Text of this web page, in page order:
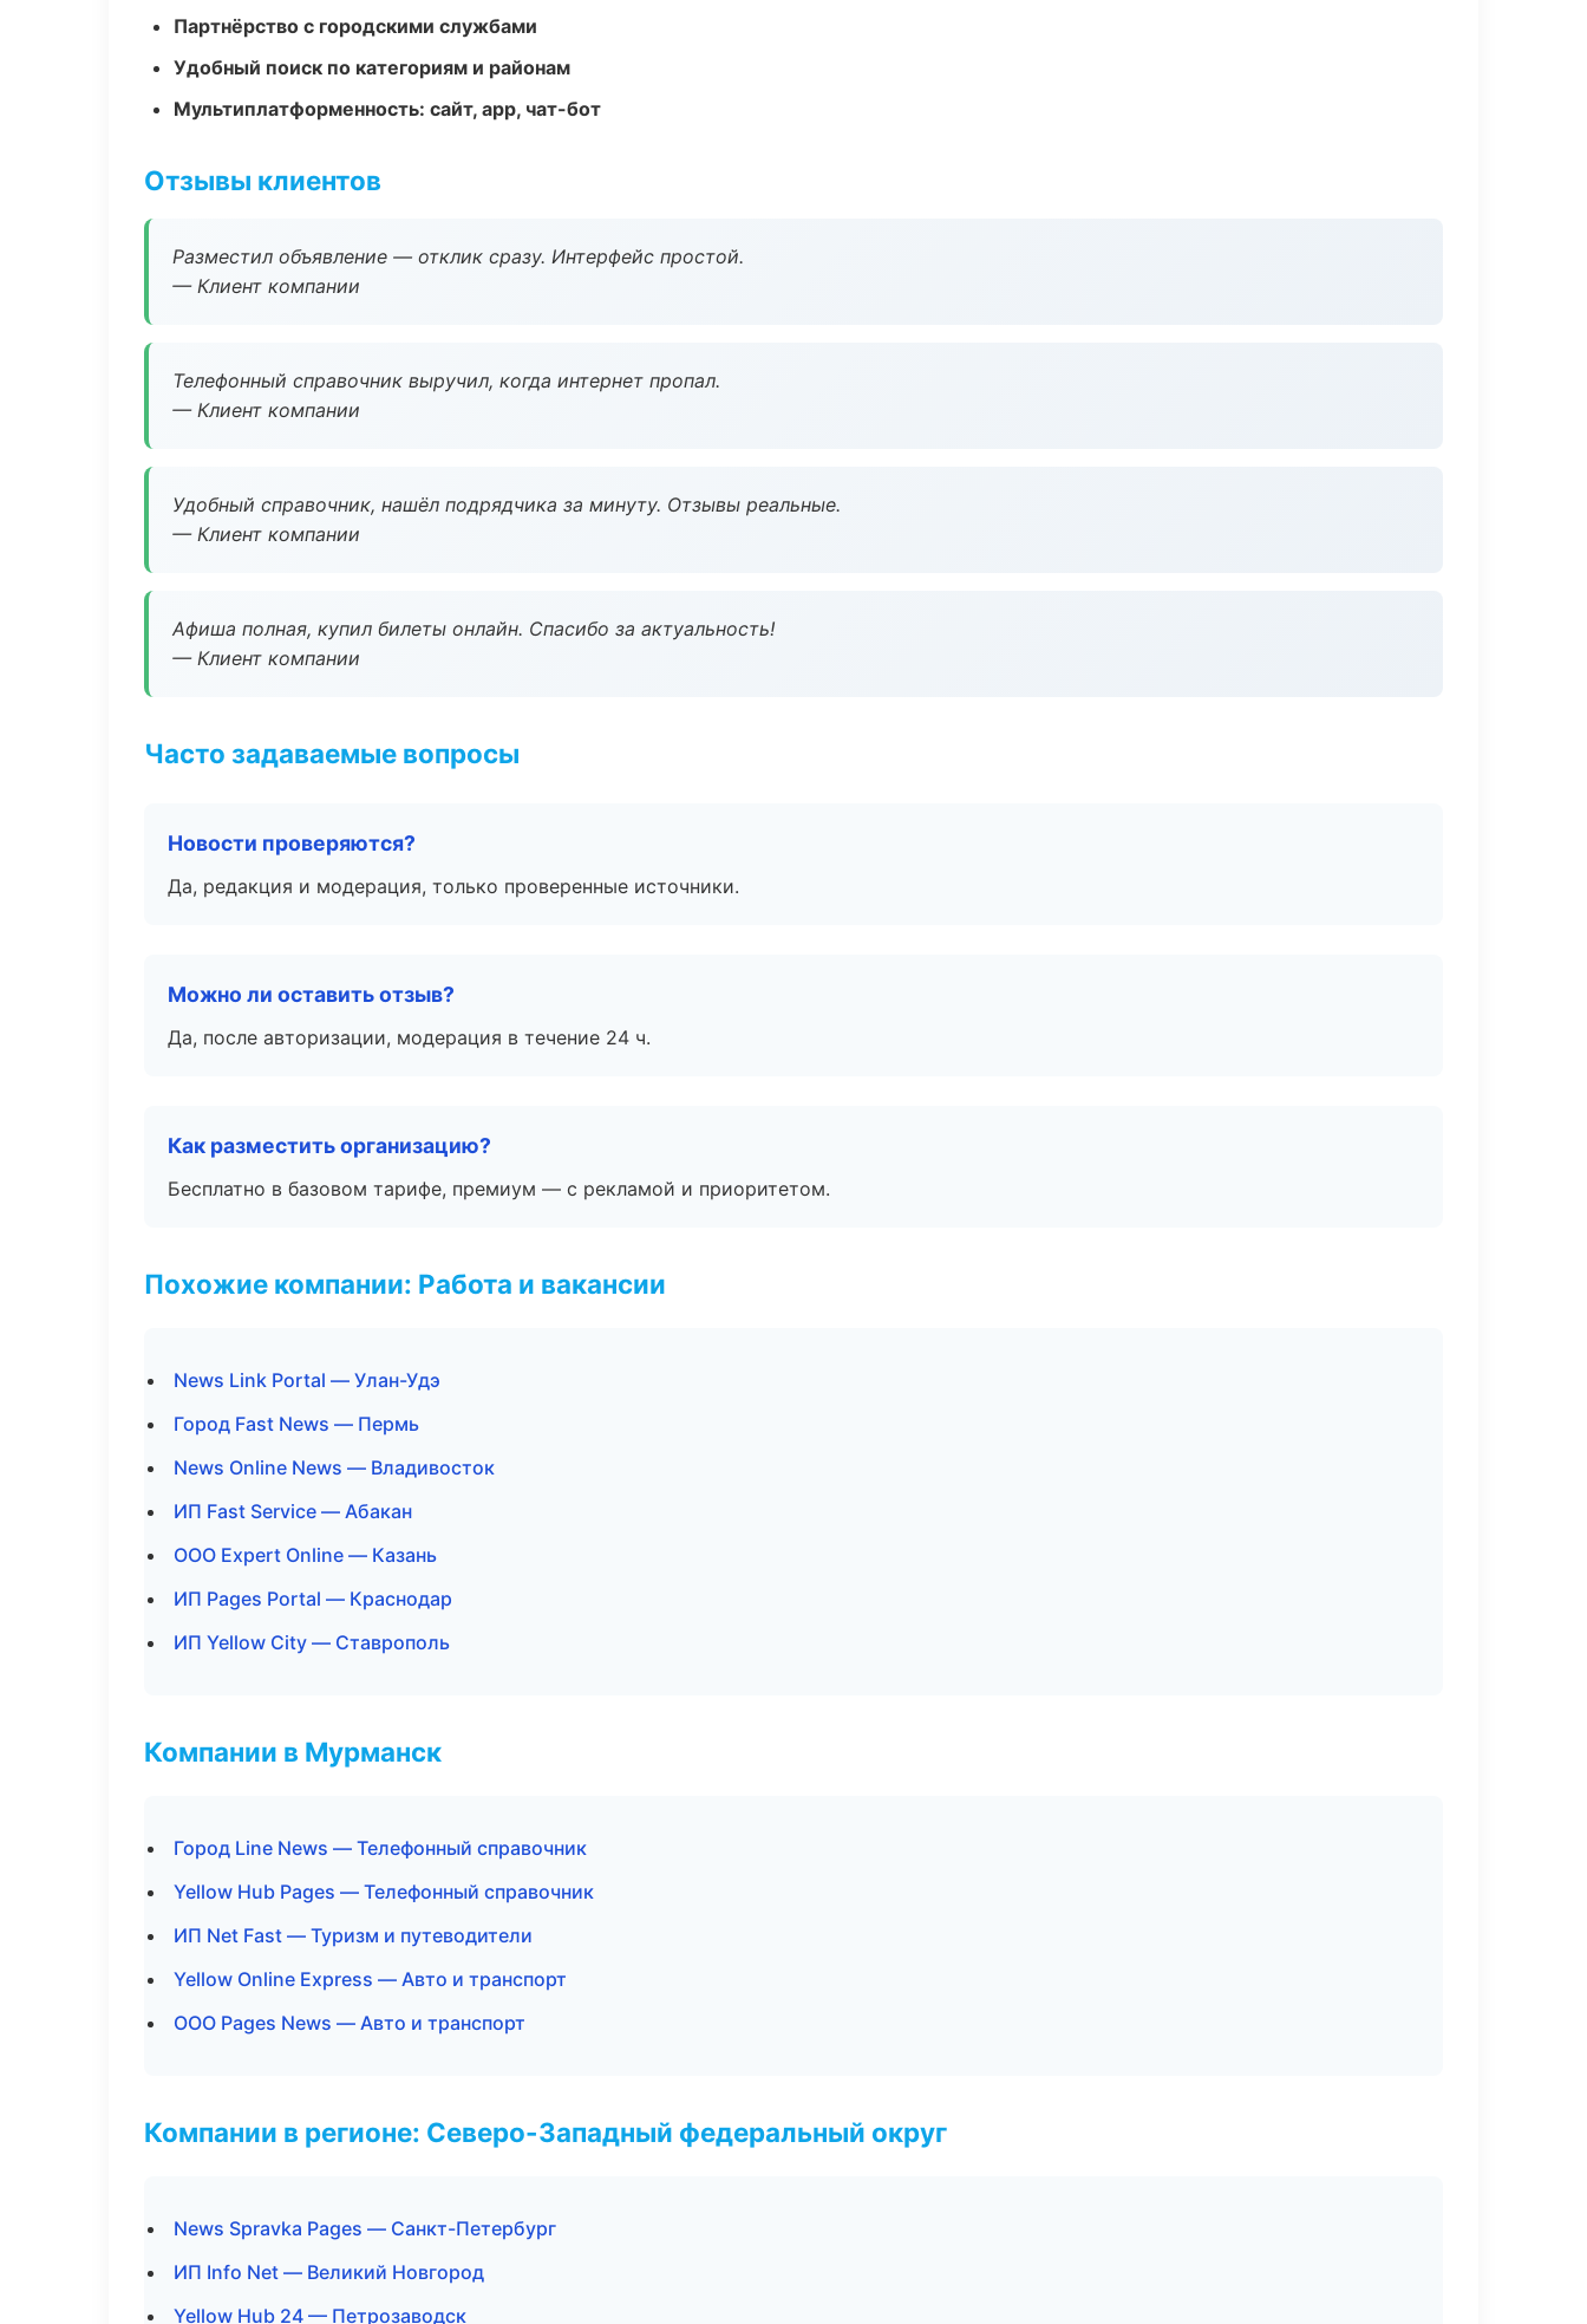
Партнёрство с городскими службами
Удобный поиск по категориям и районам
Мультиплатформенность: сайт, app, чат-бот
Отзывы клиентов
Разместил объявление — отклик сразу. Интерфейс простой.
— Клиент компании
Телефонный справочник выручил, когда интернет пропал.
— Клиент компании
Удобный справочник, нашёл подрядчика за минуту. Отзывы реальные.
— Клиент компании
Афиша полная, купил билеты онлайн. Спасибо за актуальность!
— Клиент компании
Часто задаваемые вопросы
Новости проверяются?
Да, редакция и модерация, только проверенные источники.
Можно ли оставить отзыв?
Да, после авторизации, модерация в течение 24 ч.
Как разместить организацию?
Бесплатно в базовом тарифе, премиум — с рекламой и приоритетом.
Похожие компании: Работа и вакансии
News Link Portal — Улан-Удэ
Город Fast News — Пермь
News Online News — Владивосток
ИП Fast Service — Абакан
ООО Expert Online — Казань
ИП Pages Portal — Краснодар
ИП Yellow City — Ставрополь
Компании в Мурманск
Город Line News — Телефонный справочник
Yellow Hub Pages — Телефонный справочник
ИП Net Fast — Туризм и путеводители
Yellow Online Express — Авто и транспорт
ООО Pages News — Авто и транспорт
Компании в регионе: Северо-Западный федеральный округ
News Spravka Pages — Санкт-Петербург
ИП Info Net — Великий Новгород
Yellow Hub 24 — Петрозаводск